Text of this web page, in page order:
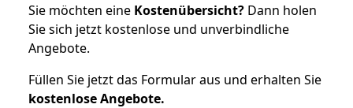
Sie möchten eine Kostenübersicht? Dann holen
Sie sich jetzt kostenlose und unverbindliche
Angebote.
Füllen Sie jetzt das Formular aus und erhalten Sie
kostenloseAngebote.